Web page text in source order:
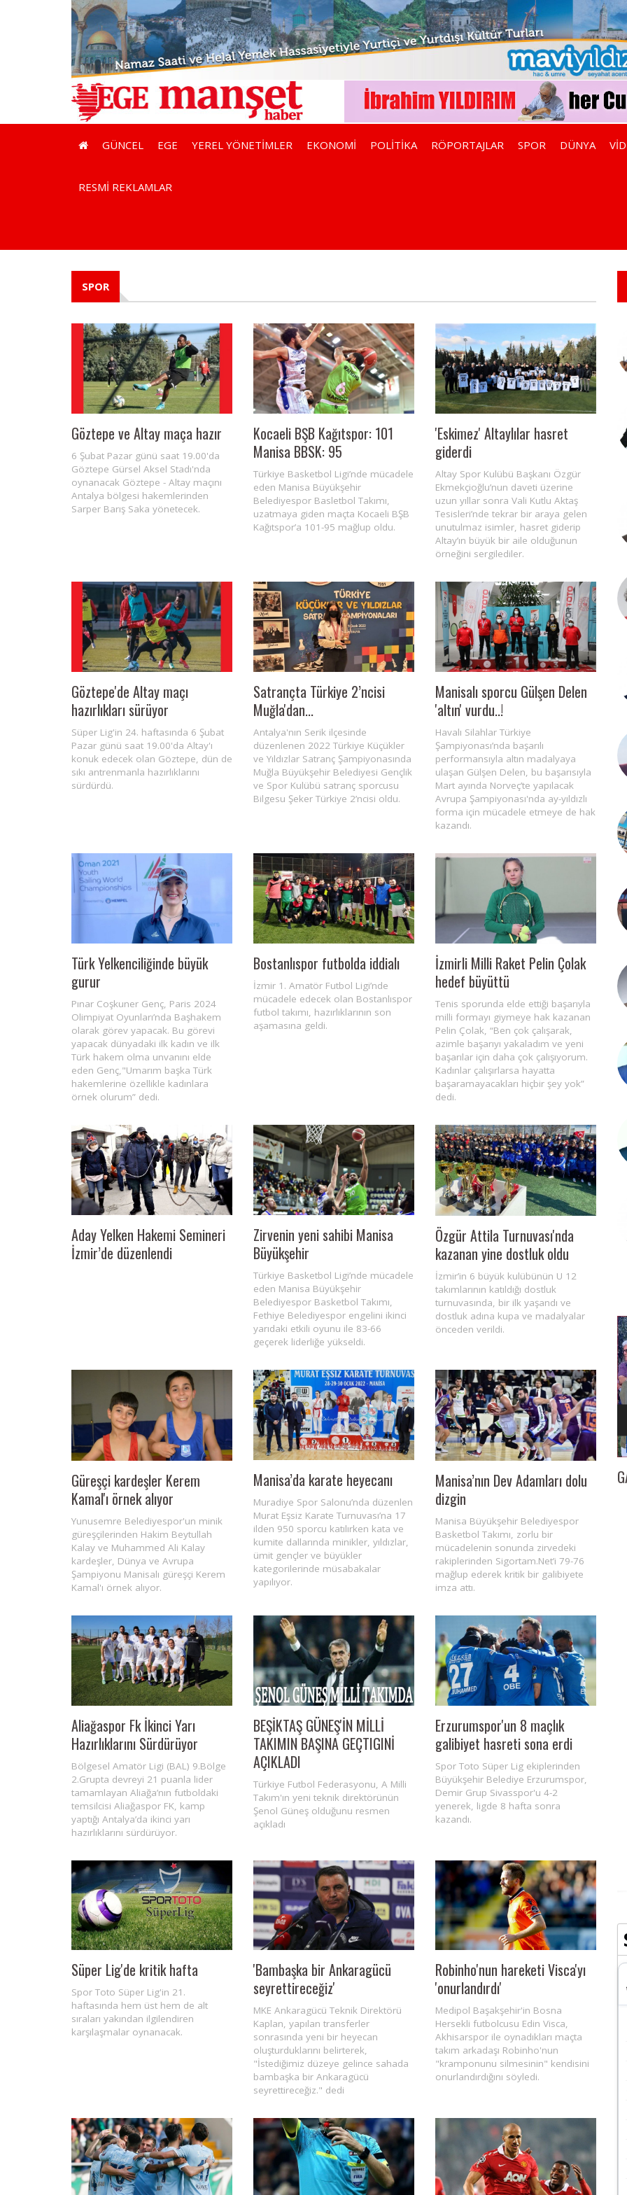
GÜNCEL EGE YEREL YÖNETİMLER EKONOMİ POLİTİKA RÖPORTAJLAR SPOR DÜNYA
RESMİ REKLAMLAR
SPOR
Göztepe ve Altay maça hazır
6 Şubat Pazar günü saat 19.00'da
Göztepe Gürsel Aksel Stadı'nda
oynanacak Göztepe - Altay maçını
Antalya bölgesi hakemlerinden
Sarper Barış Saka yönetecek.
Kocaeli BŞB Kağıtspor: 101
Manisa BBSK: 95
Türkiye Basketbol Ligi’nde mücadele
eden Manisa Büyükşehir
Belediyespor Basletbol Takımı,
uzatmaya giden maçta Kocaeli BŞB
Kağıtspor’a 101-95 mağlup oldu.
'Eskimez' Altaylılar hasret
giderdi
Altay Spor Kulübü Başkanı Özgür
Ekmekçioğlu’nun daveti üzerine
uzun yıllar sonra Vali Kutlu Aktaş
Tesisleri’nde tekrar bir araya gelen
unutulmaz isimler, hasret giderip
Altay’ın büyük bir aile olduğunun
örneğini sergilediler.
Göztepe'de Altay maçı
hazırlıkları sürüyor
Süper Lig'in 24. haftasında 6 Şubat
Pazar günü saat 19.00'da Altay'ı
konuk edecek olan Göztepe, dün de
sıkı antrenmanla hazırlıklarını
sürdürdü.
Satrançta Türkiye 2’ncisi
Muğla'dan...
Antalya'nın Serik ilçesinde
düzenlenen 2022 Türkiye Küçükler
ve Yıldızlar Satranç Şampiyonasında
Muğla Büyükşehir Belediyesi Gençlik
ve Spor Kulübü satranç sporcusu
Bilgesu Şeker Türkiye 2’ncisi oldu.
Manisalı sporcu Gülşen Delen
'altın' vurdu..!
Havalı Silahlar Türkiye
Şampiyonası’nda başarılı
performansıyla altın madalyaya
ulaşan Gülşen Delen, bu başarısıyla
Mart ayında Norveç’te yapılacak
Avrupa Şampiyonası'nda ay-yıldızlı
forma için mücadele etmeye de hak
kazandı.
Türk Yelkenciliğinde büyük
gurur
Pınar Coşkuner Genç, Paris 2024
Olimpiyat Oyunları’nda Başhakem
olarak görev yapacak. Bu görevi
yapacak dünyadaki ilk kadın ve ilk
Türk hakem olma unvanını elde
eden Genç,"Umarım başka Türk
hakemlerine özellikle kadınlara
örnek olurum” dedi.
Bostanlıspor futbolda iddialı
İzmir 1. Amatör Futbol Ligi’nde
mücadele edecek olan Bostanlıspor
futbol takımı, hazırlıklarının son
aşamasına geldi.
İzmirli Milli Raket Pelin Çolak
hedef büyüttü
Tenis sporunda elde ettiği başarıyla
milli formayı giymeye hak kazanan
Pelin Çolak, “Ben çok çalışarak,
azimle başarıyı yakaladım ve yeni
başarılar için daha çok çalışıyorum.
Kadınlar çalışırlarsa hayatta
başaramayacakları hiçbir şey yok”
dedi.
Aday Yelken Hakemi Semineri
İzmir’de düzenlendi
Zirvenin yeni sahibi Manisa
Büyükşehir
Türkiye Basketbol Ligi’nde mücadele
eden Manisa Büyükşehir
Belediyespor Basketbol Takımı,
Fethiye Belediyespor engelini ikinci
yarıdaki etkili oyunu ile 83-66
geçerek liderliğe yükseldi.
Özgür Attila Turnuvası'nda
kazanan yine dostluk oldu
İzmir’in 6 büyük kulübünün U 12
takımlarının katıldığı dostluk
turnuvasında, bir ilk yaşandı ve
dostluk adına kupa ve madalyalar
önceden verildi.
Güreşçi kardeşler Kerem
Kamal'ı örnek alıyor
Yunusemre Belediyespor'un minik
güreşçilerinden Hakim Beytullah
Kalay ve Muhammed Ali Kalay
kardeşler, Dünya ve Avrupa
Şampiyonu Manisalı güreşçi Kerem
Kamal'ı örnek alıyor.
Manisa’da karate heyecanı
Muradiye Spor Salonu’nda düzenlen
Murat Eşsiz Karate Turnuvası’na 17
ilden 950 sporcu katılırken kata ve
kumite dallarında minikler, yıldızlar,
ümit gençler ve büyükler
kategorilerinde müsabakalar
yapılıyor.
Manisa’nın Dev Adamları dolu
dizgin
Manisa Büyükşehir Belediyespor
Basketbol Takımı, zorlu bir
mücadelenin sonunda zirvedeki
rakiplerinden Sigortam.Net’i 79-76
mağlup ederek kritik bir galibiyete
imza attı.
Aliağaspor Fk İkinci Yarı
Hazırlıklarını Sürdürüyor
Bölgesel Amatör Ligi (BAL) 9.Bölge
2.Grupta devreyi 21 puanla lider
tamamlayan Aliağa’nın futboldaki
temsilcisi Aliağaspor FK, kamp
yaptığı Antalya’da ikinci yarı
hazırlıklarını sürdürüyor.
BEŞİKTAŞ GÜNEŞ'İN MİLLİ
TAKIMIN BAŞINA GEÇTIGINİ
AÇIKLADI
Türkiye Futbol Federasyonu, A Milli
Takım'ın yeni teknik direktörünün
Şenol Güneş olduğunu resmen
açıkladı
Erzurumspor'un 8 maçlık
galibiyet hasreti sona erdi
Spor Toto Süper Lig ekiplerinden
Büyükşehir Belediye Erzurumspor,
Demir Grup Sivasspor'u 4-2
yenerek, ligde 8 hafta sonra
kazandı.
Süper Lig'de kritik hafta
Spor Toto Süper Lig'in 21.
haftasında hem üst hem de alt
sıraları yakından ilgilendiren
karşılaşmalar oynanacak.
'Bambaşka bir Ankaragücü
seyrettireceğiz'
MKE Ankaragücü Teknik Direktörü
Kaplan, yapılan transferler
sonrasında yeni bir heyecan
oluşturduklarını belirterek,
"İstediğimiz düzeye gelince sahada
bambaşka bir Ankaragücü
seyrettireceğiz." dedi
Robinho'nun hareketi Visca'yı
'onurlandırdı'
Medipol Başakşehir'in Bosna
Hersekli futbolcusu Edin Visca,
Akhisarspor ile oynadıkları maçta
takım arkadaşı Robinho'nun
"kramponunu silmesinin" kendisini
onurlandırdığını söyledi.
MAVİ YILDIZ TURİZM VE HAZIR TUR’A İZMİR
TURİZM FUARI’NDA BÜYÜK İLGİ
GAZETECİ KENAN TOKGÖZ’E 25. YIL BERATI…